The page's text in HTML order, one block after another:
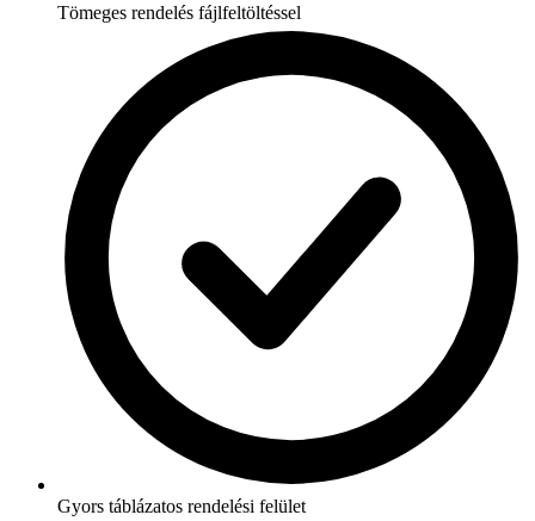
Tömeges rendelés fájlfeltöltéssel
Gyors táblázatos rendelési felület